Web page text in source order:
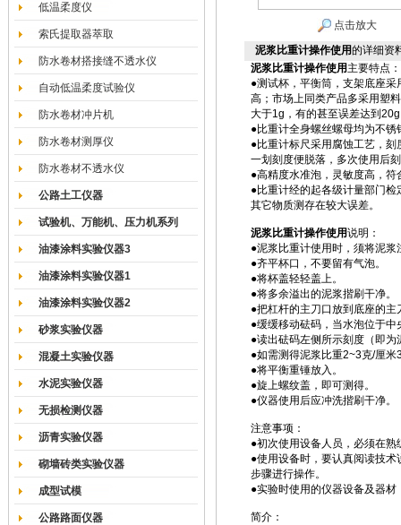
低温柔度仪
索氏提取器萃取
防水卷材搭接缝不透水仪
自动低温柔度试验仪
防水卷材冲片机
防水卷材测厚仪
防水卷材不透水仪
公路土工仪器
试验机、万能机、压力机系列
油漆涂料实验仪器3
油漆涂料实验仪器1
油漆涂料实验仪器2
砂浆实验仪器
混凝土实验仪器
水泥实验仪器
无损检测仪器
沥青实验仪器
砌墙砖类实验仪器
成型试模
公路路面仪器
点击放大
泥浆比重计操作使用的详细资
泥浆比重计操作使用 主要特点：
●测试杯，平衡筒，支架底座
高；市场上同类产品多采用塑
大于1g，有的甚至误差达到
●比重计全身螺丝螺母均为不
●比重计标尺采用腐蚀工艺，
一划刻度便脱落，多次使用后
●高精度水准泡，灵敏度高，
●比重计经的起各级计量部门
其它物质测存在较大误差。
泥浆比重计操作使用说明：
●泥浆比重计使用时，须将泥浆
●齐平杯口，不要留有气泡。
●将杯盖轻轻盖上。
●将多余溢出的泥浆揩刷干净。
●把杠杆的主刀口放到底座的主
●缓缓移动砝码，当水泡位于
●读出砝码左侧所示刻度（即为
●如需测得泥浆比重2~3克/厘
●将平衡重锤放入。
●旋上螺纹盖，即可测得。
●仪器使用后应冲洗揩刷干净。
注意事项：
●初次使用设备人员，必须在
●使用设备时，要认真阅读技
步骤进行操作。
●实验时使用的仪器设备及器
简介：